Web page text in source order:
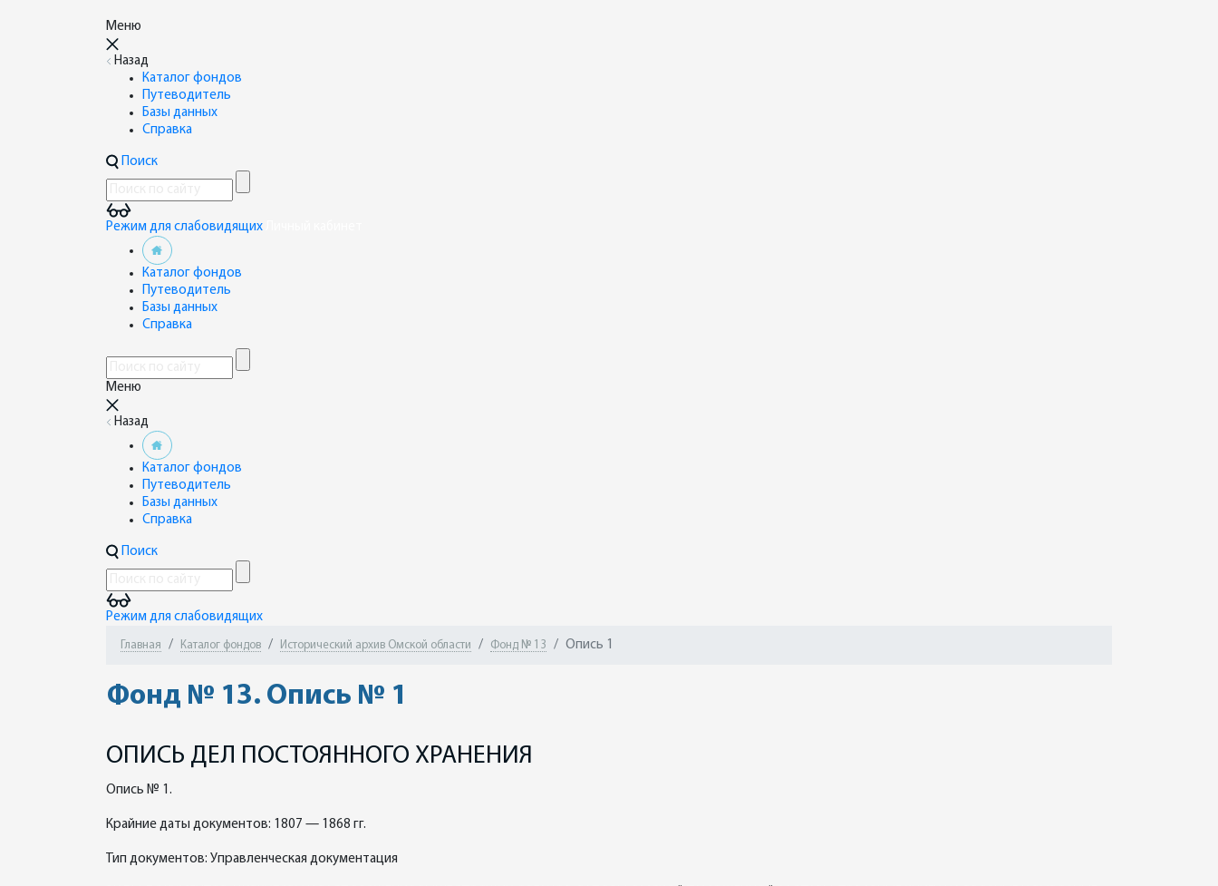
Меню
Назад
Каталог фондов
Путеводитель
Базы данных
Справка
Поиск
Режим для слабовидящих
Каталог фондов
Путеводитель
Базы данных
Справка
Меню
Назад
Каталог фондов
Путеводитель
Базы данных
Справка
Поиск
Режим для слабовидящих
Главная Каталог фондов Исторический архив Омской области Фонд № 13 Опись 1
Фонд № 13. Опись № 1
ОПИСЬ ДЕЛ ПОСТОЯННОГО ХРАНЕНИЯ
Опись № 1.
Крайние даты документов: 1807 — 1868 гг.
Тип документов: Управленческая документация